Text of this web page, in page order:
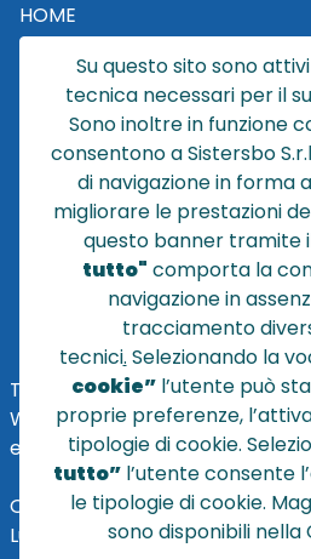
HOME
CATALOGO
CHI SIAMO
NEWS
CONTATTACI
CONDIZIONI DI VENDITA
POLICY PRIVACY
NOTE LEGALI
TEL
+39 051 320210
WHATSAPP:+39345 7201724
eMai
vendite@sistersbo.it
Orari Uffici:
Lun - Ven: 08:30 - 18:00
Su questo sito sono
tecnica necessari per il
Sono inoltre in funzione
consentono a Sistersbo
di navigazione in forma
migliorare le prestazioni
questo banner tramite
tutto" comporta la
navigazione in
tracciamento
tecnici. Selezionando la
cookie”l’utente può
proprie preferenze,
tipologie di cookie.
tutto” l’utente consente
le tipologie di cookie.
sono disponibili nella